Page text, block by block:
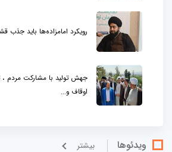
رویکرد امامزاده‌ها باید جذب
جهش تولید با مشارکت مردم ،
اوقاف و...
ویدئوها بيشتر